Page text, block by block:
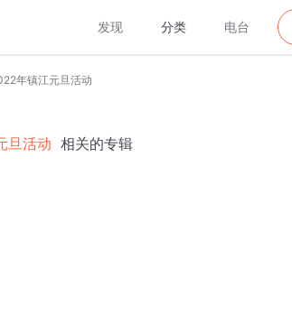
发现 分类 电台
年镇江元旦活动
旦活动 相关的专辑